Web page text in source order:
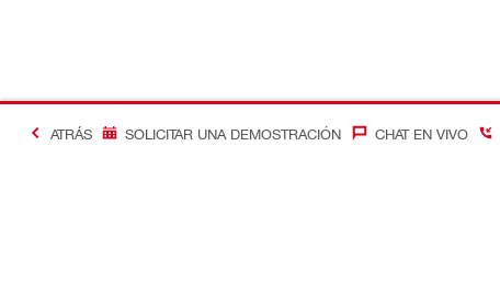
ATRÁS SOLICITAR UNA DEMOSTRACIÓN CHAT EN VIVO